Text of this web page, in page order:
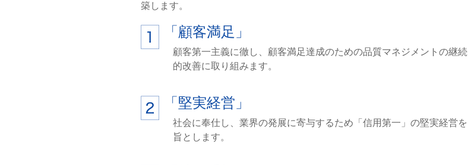
築します。
「顧客満足」
顧客第一主義に徹し、顧客満足達成のための品質マネジメントの継続
的改善に取り組みます。
「堅実経営」
社会に奉仕し、業界の発展に寄与するため「信用第一」の堅実経営を
旨とします。